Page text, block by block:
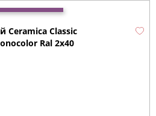
Ceramica Classic
Ral 2х40